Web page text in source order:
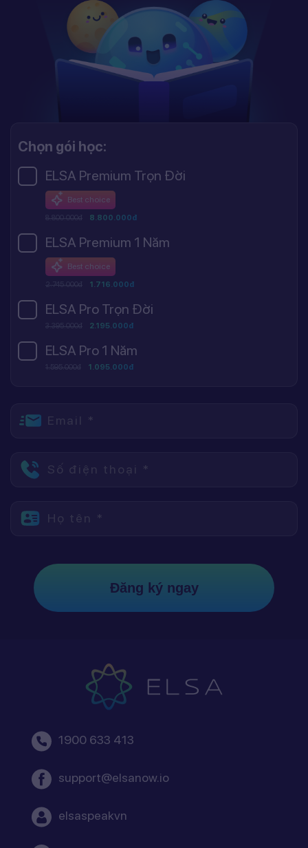
Chọn gói học:
ELSA Premium Trọn Đời
Best choice
8.800.000đ 8.800.000đ
ELSA Premium 1 Năm
Best choice
2.745.000đ 1.716.000đ
ELSA Pro Trọn Đời
3.395.000đ 2.195.000đ
ELSA Pro 1 Năm
1.595.000đ 1.095.000đ
Email *
Số điện thoại *
Họ tên *
Đăng ký ngay
1900 633 413
support@elsanow.io
elsaspeakvn